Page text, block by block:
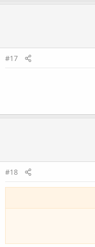
#17
#18